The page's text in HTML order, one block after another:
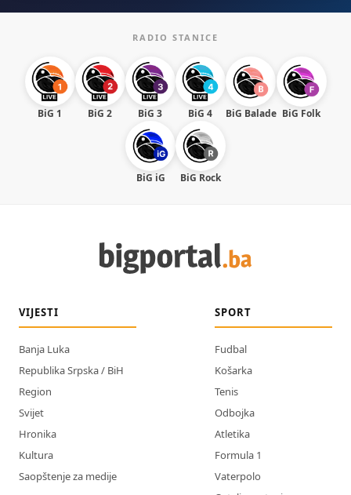
RADIO STANICE
BiG 1 BiG 2 BiG 3 BiG 4 BiG Balade BiG Folk
BiG iG BiG Rock
VIJESTI
Banja Luka
Republika Srpska / BiH
Region
Svijet
Hronika
Kultura
Saopštenje za medije
SPORT
Fudbal
Košarka
Tenis
Odbojka
Atletika
Formula 1
Vaterpolo